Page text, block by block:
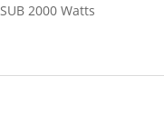
SUB 2000 Watts